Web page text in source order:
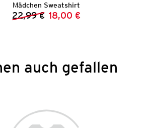
Mädchen Sweatshirt
Vorheriger Preis:
22,99 € Neuer Preis:
18,00 €
auch gefallen